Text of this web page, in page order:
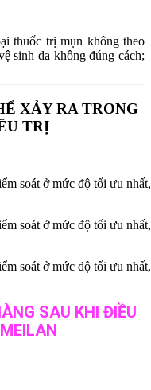
thuốc trị mụn không theo
sinh da không đúng cách;
XẢY RA TRONG
TRỊ
soát ở mức độ tối ưu
soát ở mức độ tối ưu
soát ở mức độ tối ưu
SAU KHI ĐIỀU